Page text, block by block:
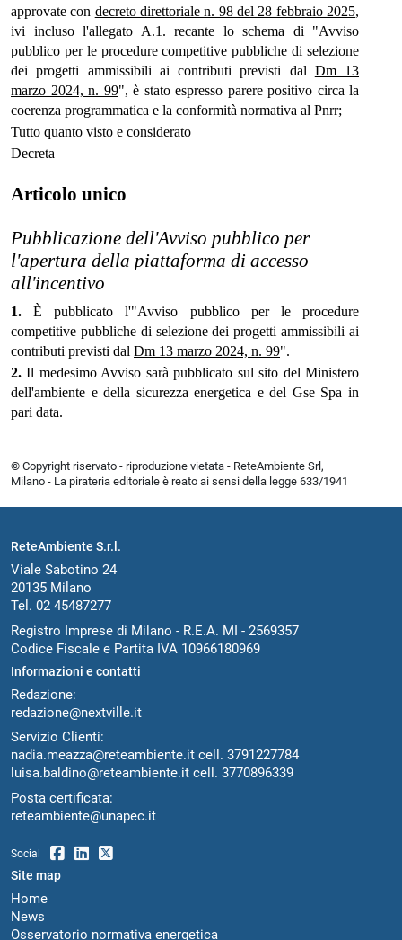
approvate con decreto direttoriale n. 98 del 28 febbraio 2025,
ivi incluso l'allegato A.1. recante lo schema di "Avviso
pubblico per le procedure competitive pubbliche di selezione
dei progetti ammissibili ai contributi previsti dal Dm 13
marzo 2024, n. 99", è stato espresso parere positivo circa la
coerenza programmatica e la conformità normativa al Pnrr;
Tutto quanto visto e considerato
Decreta
Articolo unico
Pubblicazione dell'Avviso pubblico per
l'apertura della piattaforma di accesso
all'incentivo
1. È pubblicato l'"Avviso pubblico per le procedure
competitive pubbliche di selezione dei progetti ammissibili ai
contributi previsti dal Dm 13 marzo 2024, n. 99".
2. Il medesimo Avviso sarà pubblicato sul sito del Ministero
dell'ambiente e della sicurezza energetica e del Gse Spa in
pari data.
© Copyright riservato - riproduzione vietata - ReteAmbiente Srl,
Milano - La pirateria editoriale è reato ai sensi della legge 633/1941
ReteAmbiente S.r.l.
Viale Sabotino 24
20135 Milano
Tel. 02 45487277
Registro Imprese di Milano - R.E.A. MI - 2569357
Codice Fiscale e Partita IVA 10966180969
Informazioni e contatti
Redazione:
redazione@nextville.it
Servizio Clienti:
nadia.meazza@reteambiente.it cell. 3791227784
luisa.baldino@reteambiente.it cell. 3770896339
Posta certificata:
reteambiente@unapec.it
Social
Site map
Home
News
Osservatorio normativa energetica